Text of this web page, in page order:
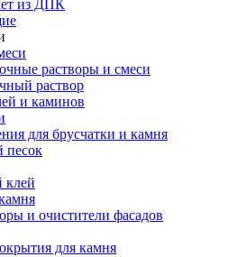
из ДПК
растворы и смеси
раствор
и каминов
для брусчатки и камня
песок
и очистители фасадов
для камня